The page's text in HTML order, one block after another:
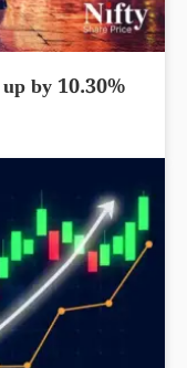
by 10.30%